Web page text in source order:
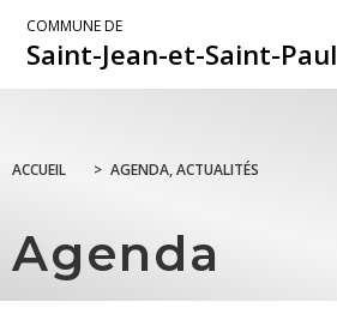
COMMUNE DE
Saint-Jean-et-Saint-Paul
ACCUEIL > AGENDA, ACTUALITÉS
Agenda